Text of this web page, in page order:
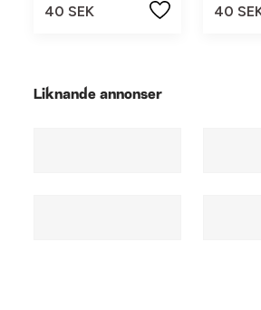
40 SEK
40
Liknande annonser